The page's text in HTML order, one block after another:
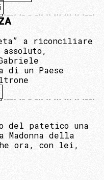
a riconciliare
di un Paese
del patetico una
della
ora, con lei,